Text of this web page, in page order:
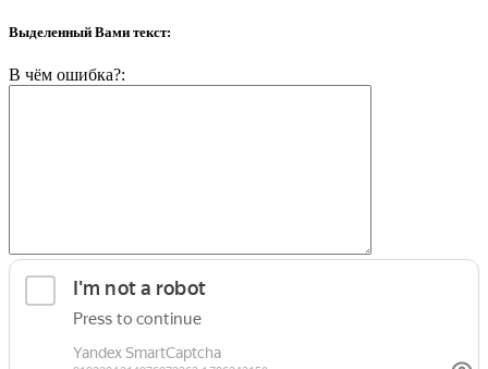
Выделенный Вами текст:
В чём ошибка?: